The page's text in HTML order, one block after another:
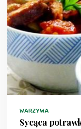
WARZYWA
Sycąca